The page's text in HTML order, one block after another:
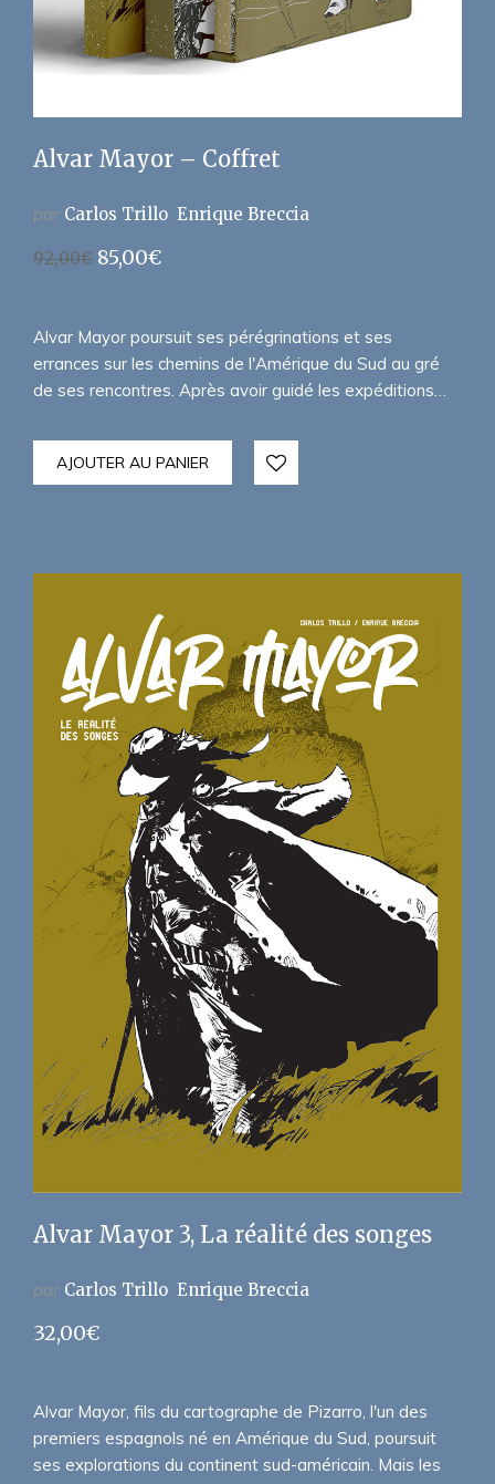
Alvar Mayor – Coffret
par Carlos Trillo Enrique Breccia
92,00€ Le
était :
92,00€.
85,00€Le
est :
85,00€.
Alvar Mayor poursuit ses pérégrinations et ses
errances sur les chemins de l'Amérique du Sud au gré
de ses rencontres. Après avoir guidé les expéditions…
AJOUTER AU PANIER
Alvar Mayor 3, La réalité des songes
par Carlos Trillo Enrique Breccia
32,00€
Alvar Mayor, fils du cartographe de Pizarro, l'un des
premiers espagnols né en Amérique du Sud, poursuit
ses explorations du continent sud-américain. Mais les